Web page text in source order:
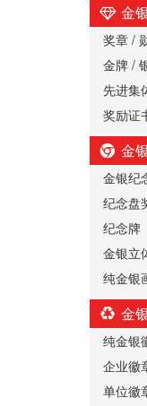
金
奖章 /
金牌 /
先进集
奖励证
金
金银纪
纪念盘
纪念牌
金银立
纯金银
金
纯金银
企业徽
单位徽